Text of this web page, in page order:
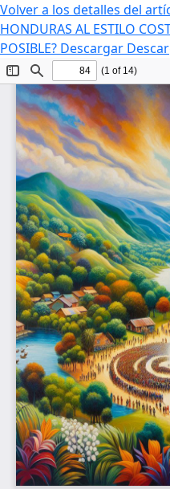
Volver a los detalles del
HONDURAS AL ESTILO
POSIBLE? Descargar